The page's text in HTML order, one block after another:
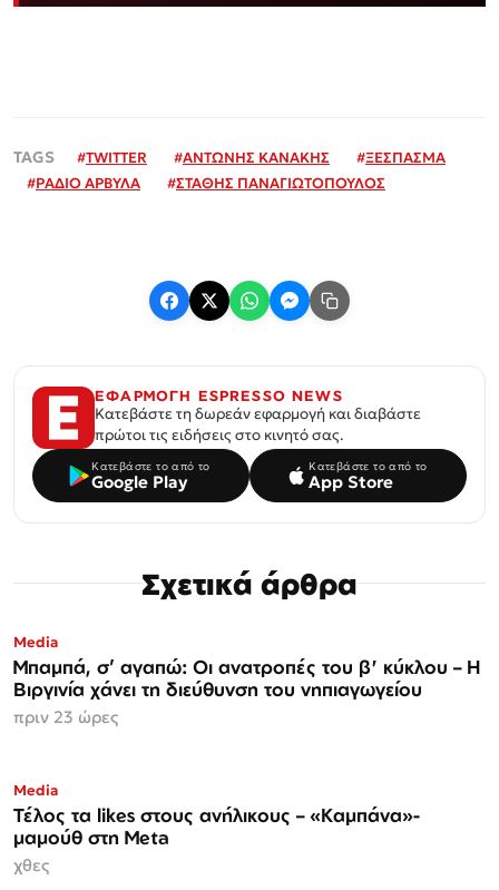
#TWITTER #ΑΝΤΩΝΗΣ ΚΑΝΑΚΗΣ #ΞΕΣΠΑΣΜΑ
#ΡΑΔΙΟ ΑΡΒΥΛΑ #ΣΤΑΘΗΣ ΠΑΝΑΓΙΩΤΟΠΟΥΛΟΣ
ΕΦΑΡΜΟΓΗ ESPRESSO NEWS
Κατεβάστε τη δωρεάν εφαρμογή και διαβάστε
πρώτοι τις ειδήσεις στο κινητό σας.
Κατεβάστε το από το
Google Play
Κατεβάστε το από το
App Store
Σχετικά άρθρα
Media
Μπαμπά, σ’ αγαπώ: Οι ανατροπές του β' κύκλου – Η
Βιργινία χάνει τη διεύθυνση του νηπιαγωγείου
πριν 23 ώρες
Media
Τέλος τα likes στους ανήλικους – «Καμπάνα»-
μαμούθ στη Meta
χθες